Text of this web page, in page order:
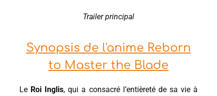
Trailer principal
Synopsis de l'anime Reborn
to Master the Blade
Le Roi Inglis, qui a consacré l’entièreté de sa vie à